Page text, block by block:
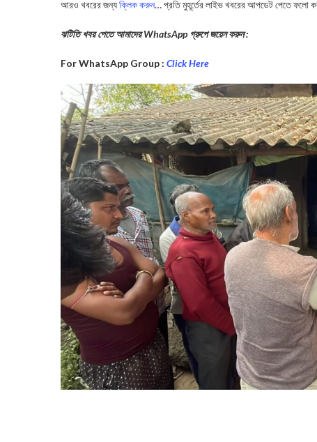
আরও খবরের জন্যক্লিক করুন… প্রতি মুহূর্তের লাইভ খবরের আপডেট পেতে ফলো
ঝটিতি খবর পেতে আমাদের WhatsApp গ্রুপে জয়েন করুন :
For WhatsApp Group : Click Here